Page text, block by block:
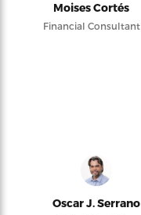
Moises Cortés
Financial Consultant
Oscar J. Serrano